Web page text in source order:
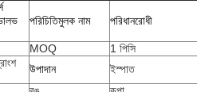
পরিচিতিমুলক নাম পরিধানরোধী
MOQ
1 পিসি
উপাদান
ইস্পাত